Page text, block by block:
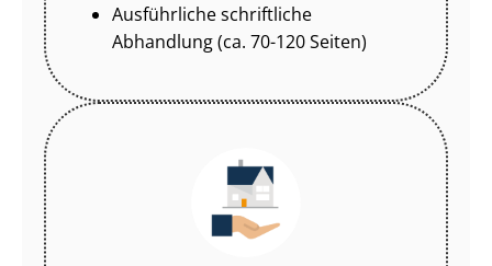
Ausführliche schriftliche
Abhandlung (ca. 70-120 Seiten)